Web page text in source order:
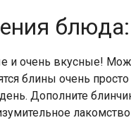
блюда:
и очень вкусные!
блины очень
Дополните